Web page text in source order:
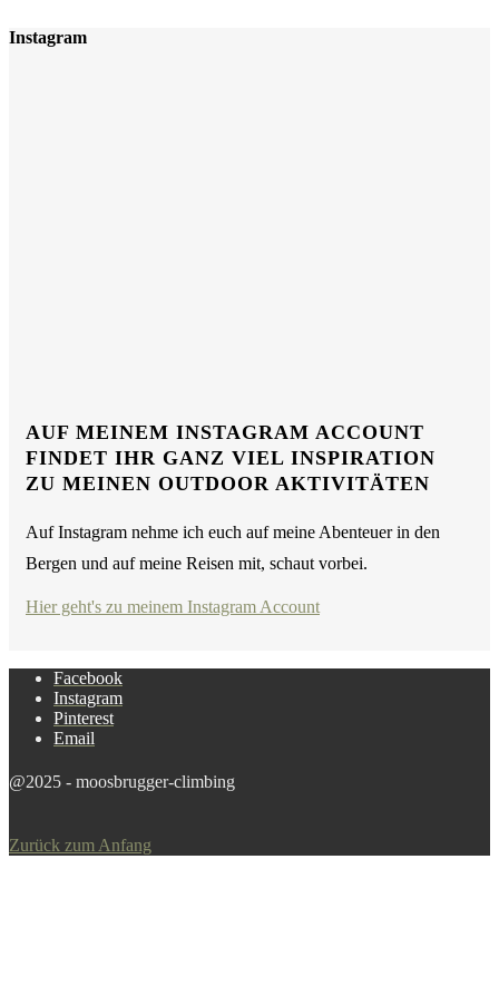
Instagram
AUF MEINEM INSTAGRAM ACCOUNT
FINDET IHR GANZ VIEL INSPIRATION
ZU MEINEN OUTDOOR AKTIVITÄTEN
Auf Instagram nehme ich euch auf meine Abenteuer in den
Bergen und auf meine Reisen mit, schaut vorbei.
Hier geht's zu meinem Instagram Account
Facebook
Instagram
Pinterest
Email
@2025 - moosbrugger-climbing
Zurück zum Anfang